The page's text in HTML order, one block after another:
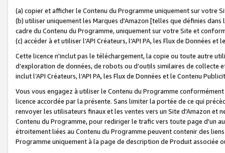
(a) copier et afficher le Contenu du Programme uniquement sur votre
(b) utiliser uniquement les Marques d'Amazon [telles que définies dans
cadre du Contenu du Programme, uniquement sur votre Site et
(c) accéder à et utiliser l’API Créateurs, l’API PA, les Flux de Données
Cette licence n'inclut pas le téléchargement, la copie ou toute autre
d’exploration de données, de robots ou d’outils similaires de
inclut l’API Créateurs, l’API PA, les Flux de Données et le Contenu
Vous vous engagez à utiliser le Contenu du Programme
licence accordée par la présente. Sans limiter la portée de ce qui
renvoyer les utilisateurs finaux et les ventes vers un Site d'Amazon et
Contenu du Programme, pour rediriger le trafic vers toute page d'un
étroitement liées au Contenu du Programme peuvent contenir des
Programme uniquement à la page de description de Produit associée